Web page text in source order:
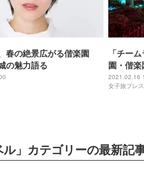
春の絶景広がる偕楽園
の魅力語る
「チー
園・偕
2021.02.16
女子旅プレス
ル」カテゴリーの最新記